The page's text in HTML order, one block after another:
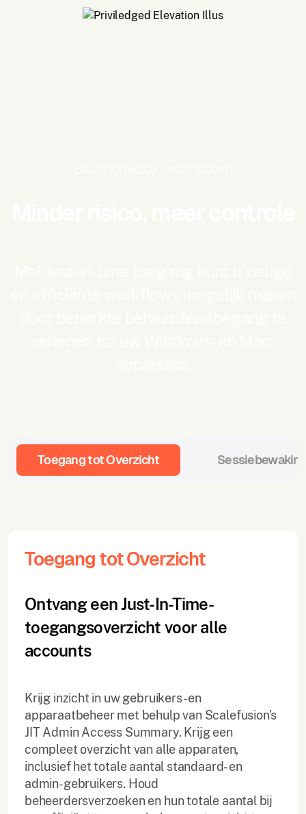
Toegang tot Overzicht
Toegang tot Overzicht
Ontvang een Just-In-Time-
toegangsoverzicht voor alle
accounts
Krijg inzicht in uw gebruikers- en
apparaatbeheer met behulp van Scalefusion's
JIT Admin Access Summary. Krijg een
compleet overzicht van alle apparaten,
inclusief het totale aantal standaard- en
admin-gebruikers. Houd
beheerdersverzoeken en hun totale aantal bij